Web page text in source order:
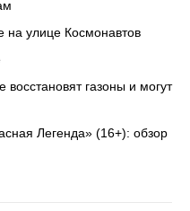
на улице Космонавтов
газоны и могут
Легенда» (16+): обзор